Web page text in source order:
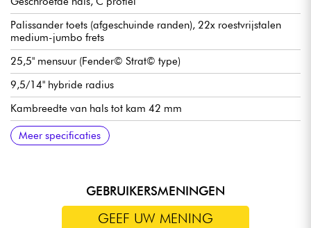
Palissander toets (afgeschuinde randen), 22x roestvrijstalen
medium-jumbo frets
25,5" mensuur (Fender© Strat© type)
9,5/14" hybride radius
Kambreedte van hals tot kam 42 mm
Sire Super-Modern humbucker-element
Volume
Toon
Pickupschakelaar met 5 posities
Traditionele brug / vibrato Sire Moderne Tremolo
Sire Premium vergrendelbare stemmechanieken
Hoogglans afwerking
Meer specificaties
GEBRUIKERSMENINGEN
GEEF UW MENING